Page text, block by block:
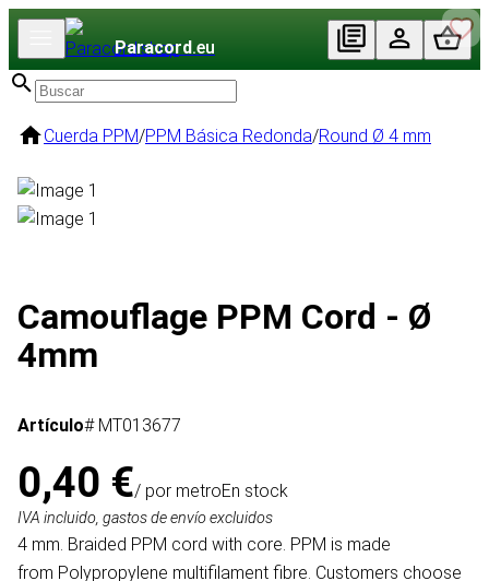
Paracord.eu
Cuerda PPM/PPM Básica Redonda/Round Ø 4 mm
Camouflage PPM Cord - Ø
4mm
Artículo# MT013677
0,40 €/ por metroEn stock
IVA incluido, gastos de envío excluidos
4 mm. Braided PPM cord with core. PPM is made
from Polypropylene multifilament fibre. Customers choose